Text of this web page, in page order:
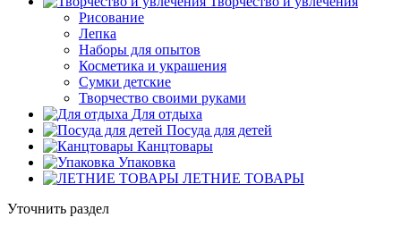
Рисование
Лепка
Наборы для опытов
Косметика и украшения
Сумки детские
Творчество своими руками
Для отдыха
Посуда для детей
Канцтовары
Упаковка
ЛЕТНИЕ ТОВАРЫ
Уточнить раздел